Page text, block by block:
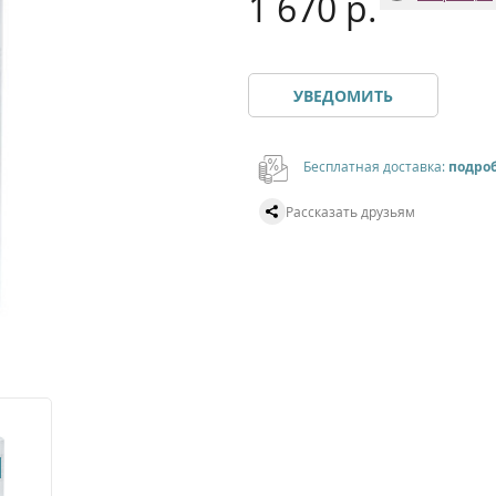
УВЕДОМИТЬ
Бесплатная доставка:
Рассказать друзьям